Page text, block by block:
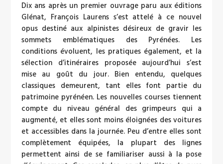
Dix ans après un premier ouvrage paru aux éditions
Glénat, François Laurens s’est attelé à ce nouvel
opus destiné aux alpinistes désireux de gravir les
sommets emblématiques des Pyrénées. Les
conditions évoluent, les pratiques également, et la
sélection d’itinéraires proposée aujourd’hui s’est
mise au goût du jour. Bien entendu, quelques
classiques demeurent, tant elles font partie du
patrimoine pyrénéen. Les nouvelles courses tiennent
compte du niveau général des grimpeurs qui a
augmenté, et elles sont moins éloignées des voitures
et accessibles dans la journée. Peu d’entre elles sont
complètement équipées, la plupart des lignes
permettent ainsi de se familiariser aussi à la pose